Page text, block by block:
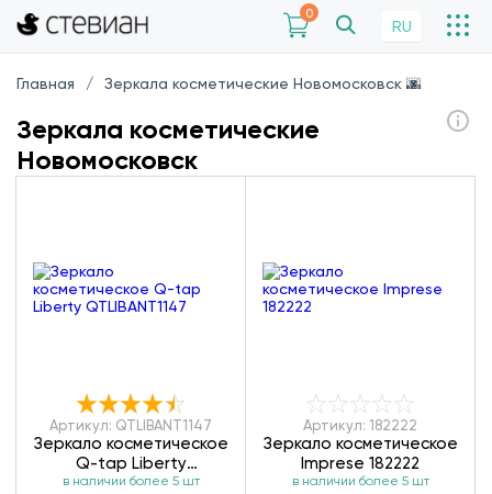
0
RU
Главная Зеркала косметические Новомосковск 🌆
Зеркала косметические
Новомосковск
Артикул: QTLIBANT1147
Зеркало косметическое
Q-tap Liberty
QTLIBANT1147
в наличии более 5 шт
Артикул: 182222
Зеркало косметическое
Imprese 182222
в наличии более 5 шт